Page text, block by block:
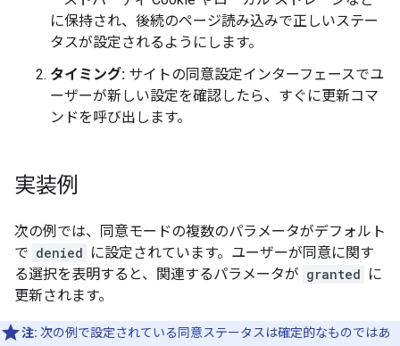
に保持され、後続のページ読み込みで正しいステー
タスが設定されるようにします。
タイミング: サイトの同意設定インターフェースでユ
ーザーが新しい設定を確認したら、すぐに更新コマ
ンドを呼び出します。
実装例
次の例では、同意モードの複数のパラメータがデフォルト
で denied に設定されています。ユーザーが同意に関す
る選択を表明すると、関連するパラメータが granted に
更新されます。
注: 次の例で設定されている同意ステータスは確定的なものではあ